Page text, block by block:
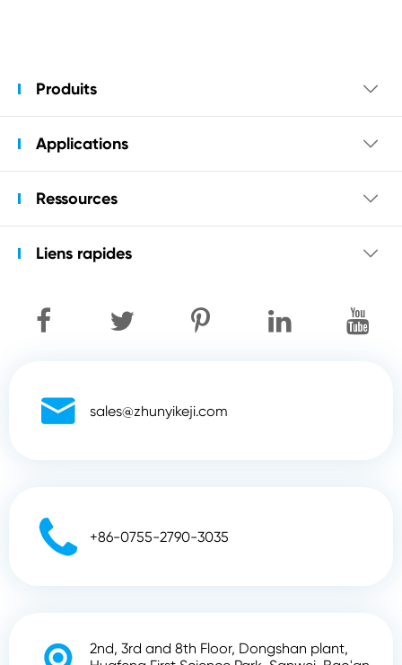
Produits 
Applications 
Ressources 
Liens rapides 
 sales@zhunyikeji.com
 +86-0755-2790-3035
2nd, 3rd and 8th Floor, Dongshan plant,